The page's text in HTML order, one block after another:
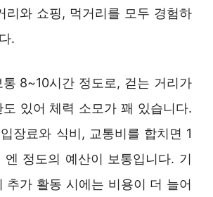
리와 쇼핑, 먹거리를 모두 경험하
.
8~10시간 정도로, 걷는 거리가
있어 체력 소모가 꽤 있습니다.
장료와 식비, 교통비를 합치면 1
엔 정도의 예산이 보통입니다. 기
추가 활동 시에는 비용이 더 늘어